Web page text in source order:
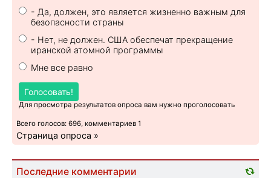
- Да, должен, это является жизненно важным для
безопасности страны
- Нет, не должен. США обеспечат прекращение
иранской атомной программы
Мне все равно
Голосовать!
Для просмотра результатов опроса вам нужно проголосовать
Всего голосов: 696, комментариев 1
Страница опроса »
Последние комментарии